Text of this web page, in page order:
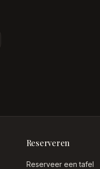
Reserveren
Reserveer een tafel